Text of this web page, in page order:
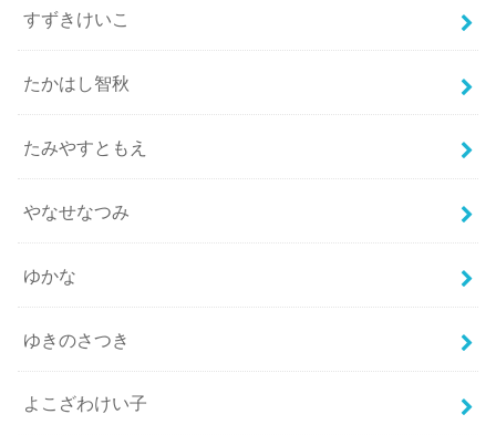
すずきけいこ
たかはし智秋
たみやすともえ
やなせなつみ
ゆかな
ゆきのさつき
よこざわけい子